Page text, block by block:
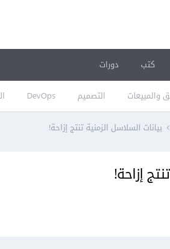
والمبيعات التصميم DevOps
كتب دورات
بيانات السلاسل الزمنية تنتج إزاحة!
إزاحة!